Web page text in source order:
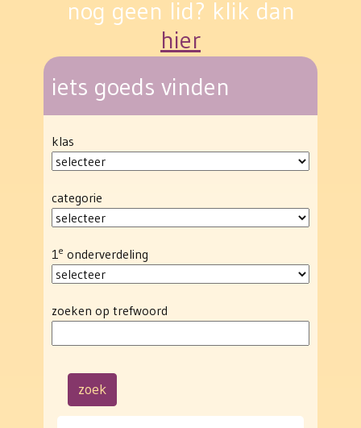
nog geen lid? klik dan
hier
iets goeds vinden
klas
categorie
1e onderverdeling
zoeken op trefwoord